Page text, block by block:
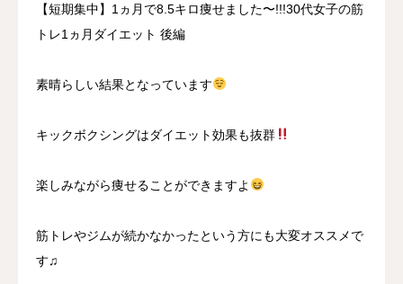
【短期集中】1ヵ月で8.5キロ痩せました〜!!!30代女子の筋
トレ1ヵ月ダイエット 後編
素晴らしい結果となっています
キックボクシングはダイエット効果も抜群
楽しみながら痩せることができますよ
筋トレやジムが続かなかったという方にも大変オススメで
す♫